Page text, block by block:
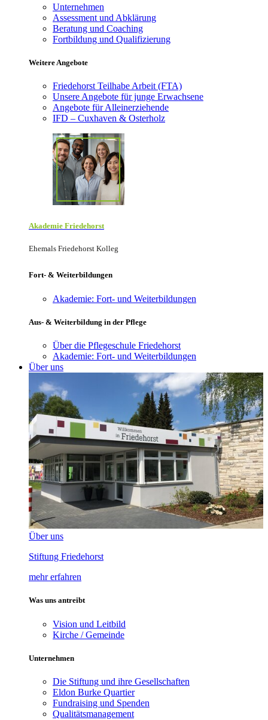
Unternehmen
Assessment und Abklärung
Beratung und Coaching
Fortbildung und Qualifizierung
Weitere Angebote
Friedehorst Teilhabe Arbeit (FTA)
Unsere Angebote für junge Erwachsene
Angebote für Alleinerziehende
IFD – Cuxhaven & Osterholz
Akademie Friede­horst
Ehemals Friedehorst Kolleg
Fort- & Weiterbildungen
Akademie: Fort- und Weiterbildungen
Aus- & Weiterbildung in der Pflege
Über die Pflegeschule Friedehorst
Akademie: Fort- und Weiterbildungen
Über uns
Über uns
Stiftung Friedehorst
mehr erfahren
Was uns antreibt
Vision und Leitbild
Kirche / Gemeinde
Unternehmen
Die Stiftung und ihre Gesellschaften
Eldon Burke Quartier
Fundraising und Spenden
Qualitätsmanagement